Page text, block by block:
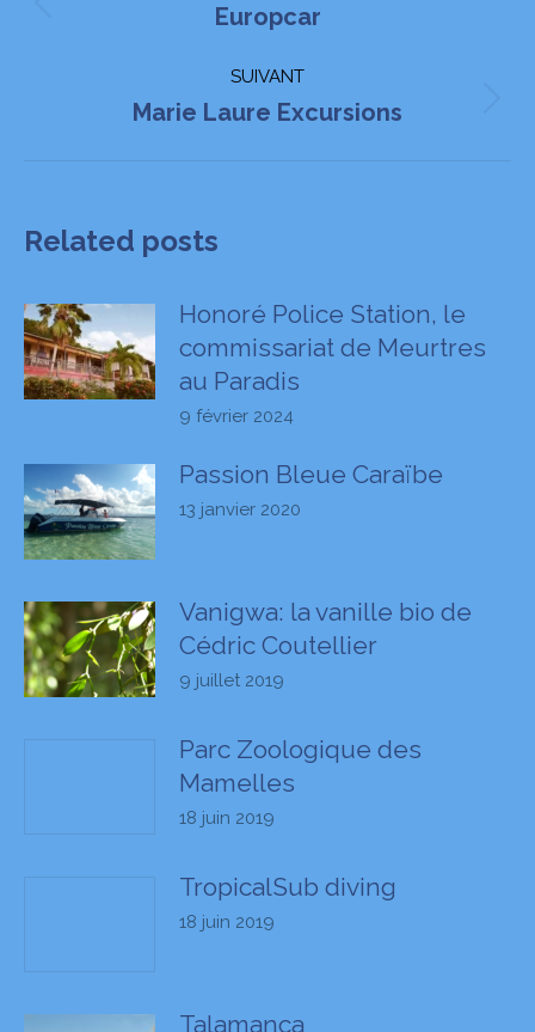
Article
:
Europcar
SUIVANT
Article
Marie Laure Excursions
Related posts
Honoré Police Station, le
commissariat de Meurtres
au Paradis
9 février 2024
Passion Bleue Caraïbe
13 janvier 2020
Vanigwa: la vanille bio de
Cédric Coutellier
9 juillet 2019
Parc Zoologique des
Mamelles
18 juin 2019
TropicalSub diving
18 juin 2019
Talamanca